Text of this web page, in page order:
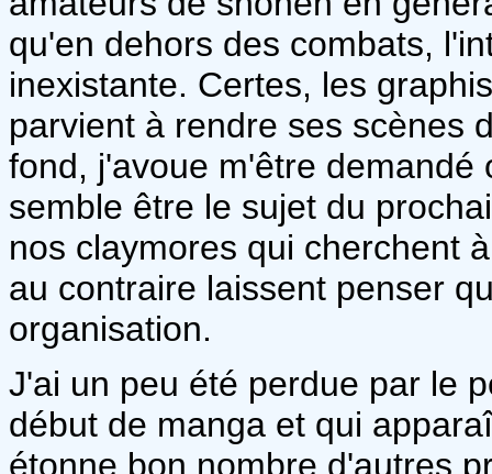
qu'en dehors des combats,
inexistante. Certes, les
parvient à rendre ses scènes
fond, j'avoue m'être
semble être le sujet du
nos claymores qui cherchent
au contraire laissent penser
organisation.
J'ai un peu été perdue par le
début de manga et qui
étonne bon nombre d'autres